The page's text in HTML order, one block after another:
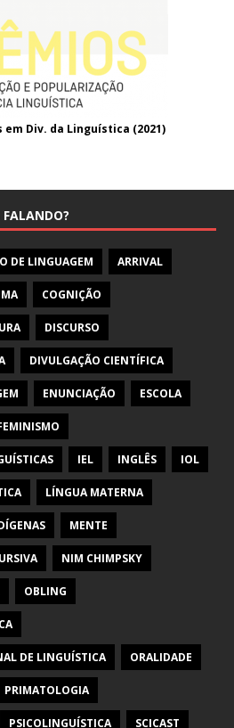
em Div. da Linguística (2021)
FALANDO?
DE LINGUAGEM ARRIVAL
COGNIÇÃO
DISCURSO
DIVULGAÇÃO CIENTÍFICA
ENUNCIAÇÃO ESCOLA
IEL INGLÊS IOL
LÍNGUA MATERNA
MENTE
NIM CHIMPSKY
OBLING
DE LINGUÍSTICA ORALIDADE
PRIMATOLOGIA
PSICOLINGUÍSTICA SCICAST